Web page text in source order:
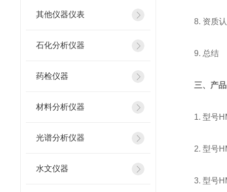
其他仪器仪表
石化分析仪器
药检仪器
材料分析仪器
光谱分析仪器
水文仪器
8. 资质
9. 总结
三、产
1. 型号
2. 型号
3. 型号